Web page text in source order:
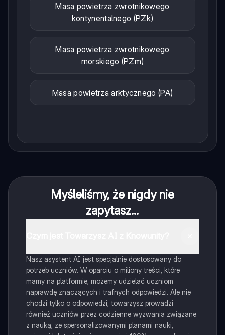
Masa powietrza zwrotnikowego
kontynentalnego (PZk)
Masa powietrza zwrotnikowego
morskiego (PZm)
Masa powietrza arktycznego (PA)
Myśleliśmy, że nigdy nie
zapytasz...
Nasz asystent AI jest specjalnie dostosowany do
potrzeb uczniów. W oparciu o miliony treści, które
mamy na platformie, możemy udzielać uczniom
naprawdę znaczących i trafnych odpowiedzi. Ale nie
chodzi tylko o odpowiedzi, towarzysz prowadzi
również uczniów przez codzienne wyzwania związane
z nauką, ze spersonalizowanymi planami nauki,